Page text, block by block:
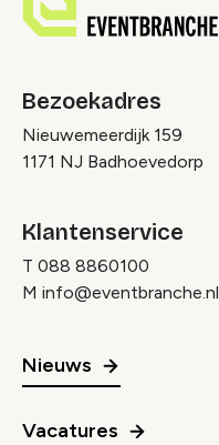
Bezoekadres
Nieuwemeerdijk 159
1171 NJ Badhoevedorp
Klantenservice
T 088 8860100
M info@eventbranche.nl
Nieuws
Vacatures